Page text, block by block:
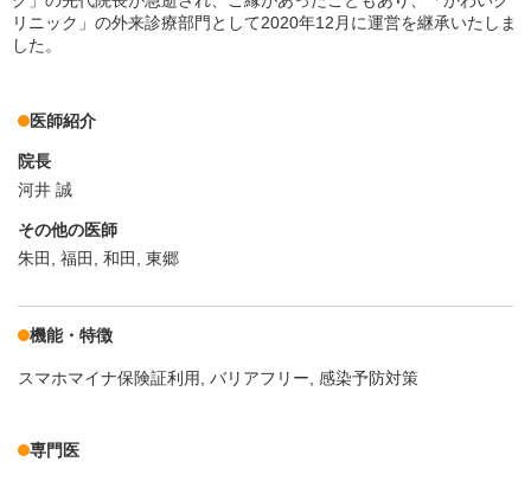
リニック」の外来診療部門として2020年12月に運営を継承いたしま
した。
医師紹介
院長
河井 誠
その他の医師
朱田, 福田, 和田, 東郷
機能・特徴
スマホマイナ保険証利用 バリアフリー 感染予防対策
専門医